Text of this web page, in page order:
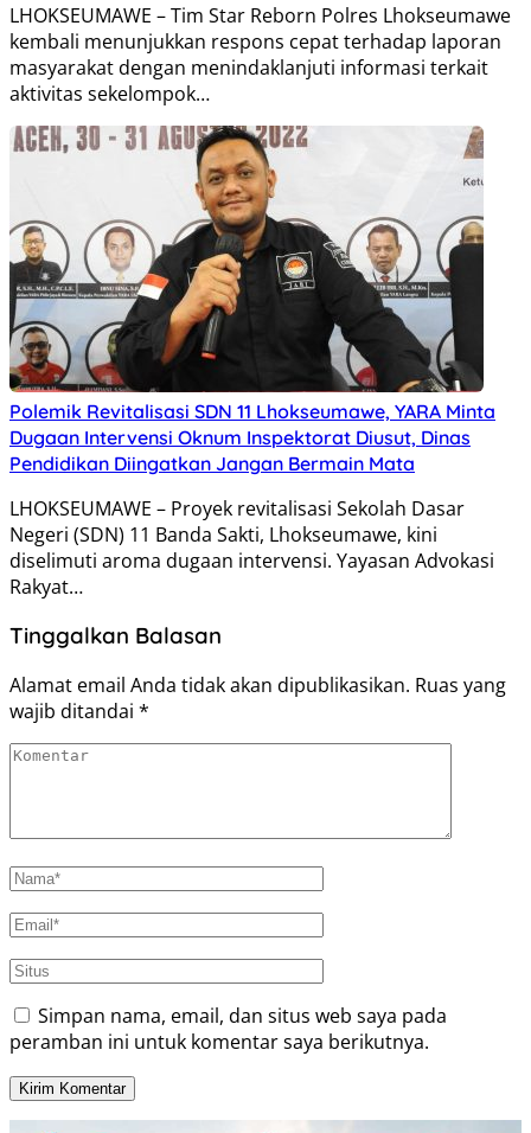
LHOKSEUMAWE – Tim Star Reborn Polres Lhokseumawe
kembali menunjukkan respons cepat terhadap laporan
masyarakat dengan menindaklanjuti informasi terkait
aktivitas sekelompok…
Polemik Revitalisasi SDN 11 Lhokseumawe, YARA Minta
Dugaan Intervensi Oknum Inspektorat Diusut, Dinas
Pendidikan Diingatkan Jangan Bermain Mata
LHOKSEUMAWE – Proyek revitalisasi Sekolah Dasar
Negeri (SDN) 11 Banda Sakti, Lhokseumawe, kini
diselimuti aroma dugaan intervensi. Yayasan Advokasi
Rakyat…
Tinggalkan Balasan
Alamat email Anda tidak akan dipublikasikan. Ruas yang
wajib ditandai *
Simpan nama, email, dan situs web saya pada
peramban ini untuk komentar saya berikutnya.